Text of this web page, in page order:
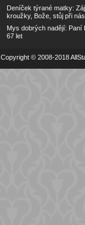
Deníček týrané matky:
kroužky, Bože, stůj při nás
Mys dobrých nadějí: Paní
67 let
Copyright © 2008-2018